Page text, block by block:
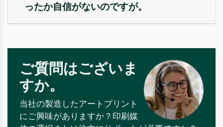
ったか自信がないのですが。
ご質問はございま
すか。
当社の製造したアートプリント
にご興味がありますか？印刷媒